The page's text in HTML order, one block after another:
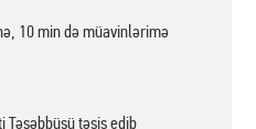
10 min də müavinlərimə
təsis edib